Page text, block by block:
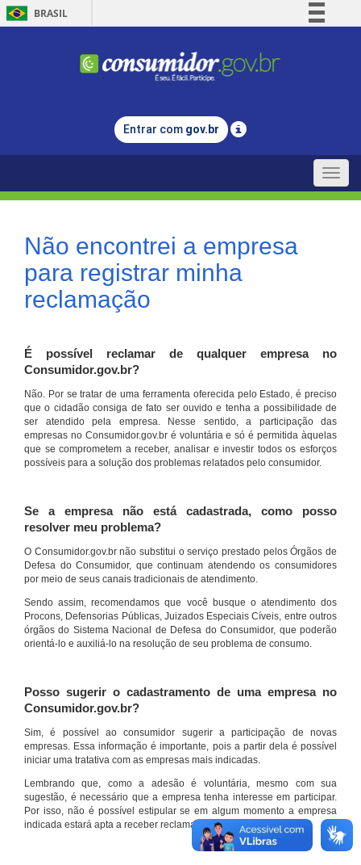
BRASIL
Comunica BR
Legislação
Entrar com gov.br
Toggle
Não encontrei a empresa
para registrar minha
reclamação
É possível reclamar de qualquer empresa no
Consumidor.gov.br?
Não. Por se tratar de uma ferramenta oferecida pelo Estado, é preciso
que o cidadão consiga de fato ser ouvido e tenha a possibilidade de
ser atendido pela empresa. Nesse sentido, a participação das
empresas no Consumidor.gov.br é voluntária e só é permitida àquelas
que se comprometem a receber, analisar e investir todos os esforços
possíveis para a solução dos problemas relatados pelo consumidor.
Se a empresa não está cadastrada, como posso
resolver meu problema?
O Consumidor.gov.br não substitui o serviço prestado pelos Órgãos de
Defesa do Consumidor, que continuam atendendo os consumidores
por meio de seus canais tradicionais de atendimento.
Sendo assim, recomendamos que você busque o atendimento dos
Procons, Defensorias Públicas, Juizados Especiais Cíveis, entre outros
órgãos do Sistema Nacional de Defesa do Consumidor, que poderão
orientá-lo e auxiliá-lo na resolução de seu problema de consumo.
Posso sugerir o cadastramento de uma empresa no
Consumidor.gov.br?
Sim, é possível ao consumidor sugerir a participação de novas
empresas. Essa informação é importante, pois a partir dela é possível
iniciar uma tratativa com as empresas mais indicadas.
Lembrando que, como a adesão é voluntária, mesmo com sua
sugestão, é necessário que a empresa tenha interesse em participar.
Por isso, não é possível estipular se em algum momento a empresa
indicada estará apta a receber reclamações por meio do site.